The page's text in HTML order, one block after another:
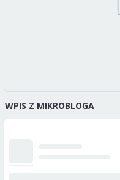
WPIS Z MIKROBLOGA